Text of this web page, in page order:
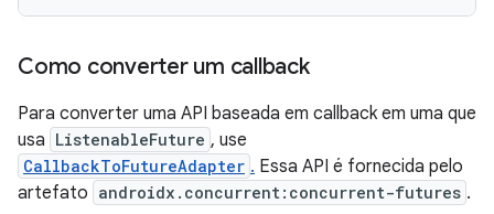
Como converter um callback
Para converter uma API baseada em callback em uma que
usa ListenableFuture , use
CallbackToFutureAdapter . Essa API é fornecida pelo
artefato androidx.concurrent:concurrent-futures .